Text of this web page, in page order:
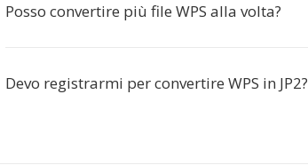
Posso convertire più file WPS alla volta?
Devo registrarmi per convertire WPS in JP2?